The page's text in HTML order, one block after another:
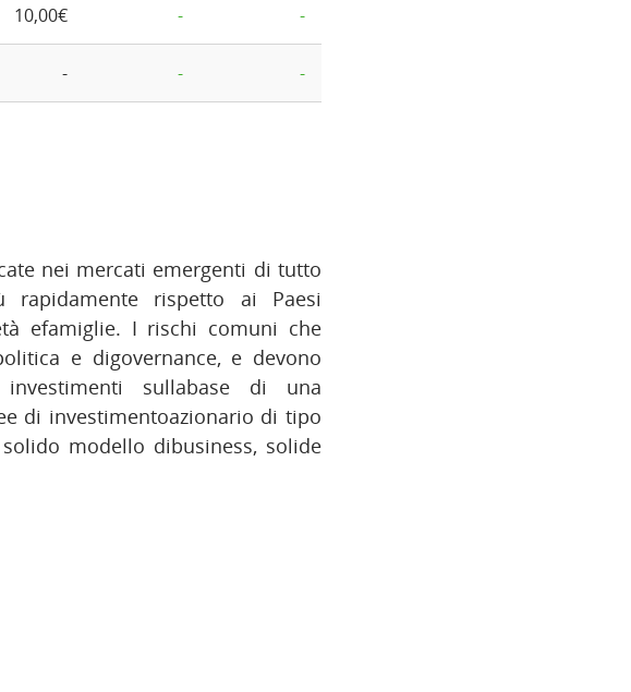
10,00€ - -
- - -
nei mercati emergenti di tutto
rapidamente rispetto ai Paesi
efamiglie. I rischi comuni che
e digovernance, e devono
sullabase di una
di investimentoazionario di tipo
modello dibusiness, solide